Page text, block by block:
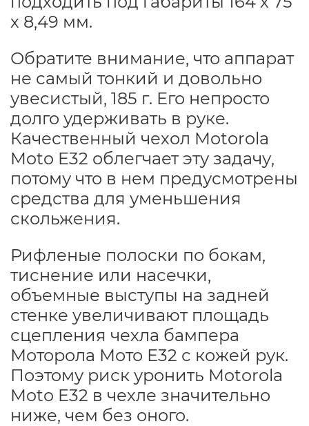
х 8,49 мм.
Обратите внимание, что аппарат
не самый тонкий и довольно
увесистый, 185 г. Его непросто
долго удерживать в руке.
Качественный чехол Motorola
Moto E32 облегчает эту задачу,
потому что в нем предусмотрены
средства для уменьшения
скольжения.
Рифленые полоски по бокам,
тиснение или насечки,
объемные выступы на задней
стенке увеличивают площадь
сцепления чехла бампера
Моторола Мото Е32 с кожей рук.
Поэтому риск уронить Motorola
Moto E32 в чехле значительно
ниже, чем без оного.